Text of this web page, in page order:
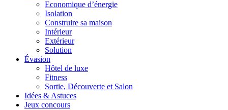
Economique d’énergie
Isolation
Construire sa maison
Intérieur
Extérieur
Solution
Évasion
Hôtel de luxe
Fitness
Sortie, Découverte et Salon
Idées & Astuces
Jeux concours